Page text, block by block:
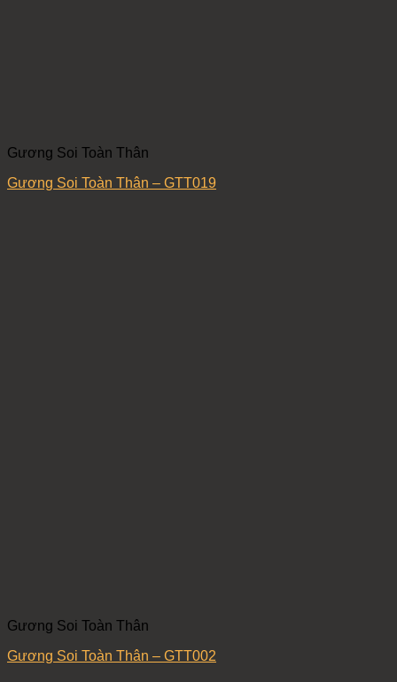
Gương Soi Toàn Thân
Gương Soi Toàn Thân – GTT019
Gương Soi Toàn Thân
Gương Soi Toàn Thân – GTT002